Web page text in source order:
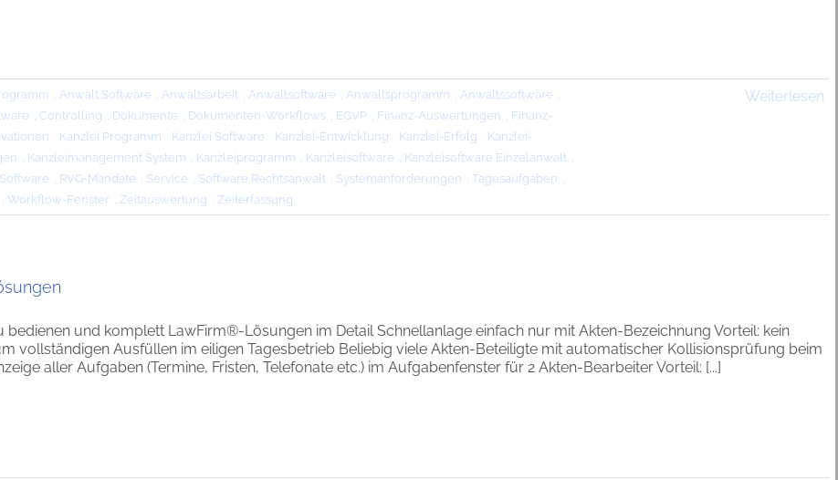
, Anwalt Software , Anwaltsarbeit , Anwaltsoftware , Anwaltsprogramm , Anwaltssoftware ,
, Controlling , Dokumente , Dokumenten-Workflows , EGVP , Finanz-Auswertungen , Finanz-
, Kanzlei Programm , Kanzlei Software , Kanzlei-Entwicklung , Kanzlei-Erfolg , Kanzlei-
, Kanzleimanagement System , Kanzleiprogramm , Kanzleisoftware , Kanzleisoftware Einzelanwalt ,
, RVG-Mandate , Service , Software Rechtsanwalt , Systemanforderungen , Tagesaufgaben ,
, Workflow-Fenster , Zeitauswertung , Zeiterfassung
Weiterlesen
bedienen und komplett LawFirm®-Lösungen im Detail Schnellanlage einfach nur mit Akten-Bezeichnung Vorteil: kein
vollständigen Ausfüllen im eiligen Tagesbetrieb Beliebig viele Akten-Beteiligte mit automatischer Kollisionsprüfung beim
aller Aufgaben (Termine, Fristen, Telefonate etc.) im Aufgabenfenster für 2 Akten-Bearbeiter Vorteil: [...]